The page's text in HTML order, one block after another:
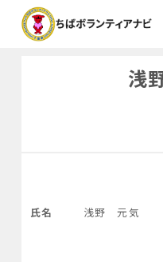
浅
氏名 浅野 元気